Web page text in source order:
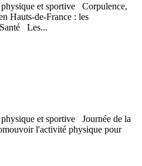
et sportive Corpulence,
Hauts-de-France : les
Santé Les...
et sportive Journée de la
l'activité physique pour